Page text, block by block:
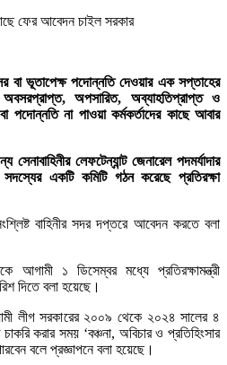
বা ভূতাপেক্ষ পদোন্নতি দেওয়ার এক সপ্তাহের
অবসরপ্রাপ্ত, অপসারিত, অব্যাহতিপ্রাপ্ত ও
পদোন্নতি না পাওয়া কর্মকর্তাদের কাছে আবার
লেফটেন্যান্ট জেনারেল পদমর্যাদার
একটি কমিটি গঠন করেছে প্রতিরক্ষা
বাহিনীর সদর দপ্তরে আবেদন করতে বলা
আগামী ১ ডিসেম্বর মধ্যে প্রতিরক্ষামন্ত্রী
দিতে বলা হয়েছে।
লীগ সরকারের ২০০৯ থেকে ২০২৪ সালের ৪
করার সময় ‘বঞ্চনা, অবিচার ও প্রতিহিংসার
বলে প্রজ্ঞাপনে বলা হয়েছে।